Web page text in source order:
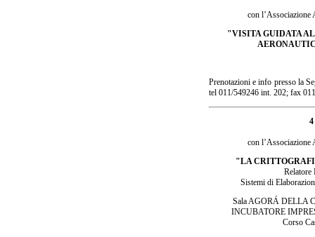
con
"VISITA GUIDATA
Prenotazioni e info presso la
tel 011/549246 int. 202; fax
con
"LA
Sistemi di
Sala AGORÁ DELLA
INCUBATORE
Corso